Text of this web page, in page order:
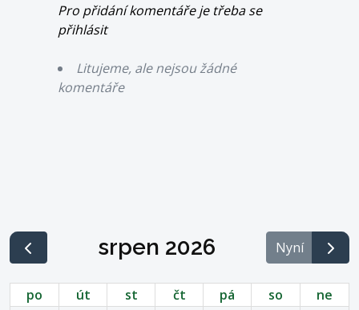
Pro přidání komentáře je třeba se
přihlásit
Litujeme, ale nejsou žádné
komentáře
srpen 2026 Nyní
po út st čt pá so
ne